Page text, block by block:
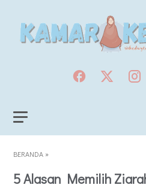
BERANDA »
5 Alasan Memilih